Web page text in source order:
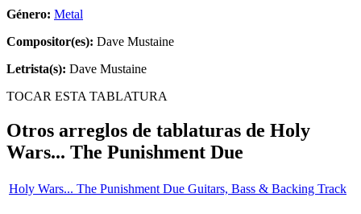
Género: Metal
Compositor(es): Dave Mustaine
Letrista(s): Dave Mustaine
TOCAR ESTA TABLATURA
Otros arreglos de tablaturas de Holy
Wars... The Punishment Due
Holy Wars... The Punishment Due Guitars, Bass & Backing Track